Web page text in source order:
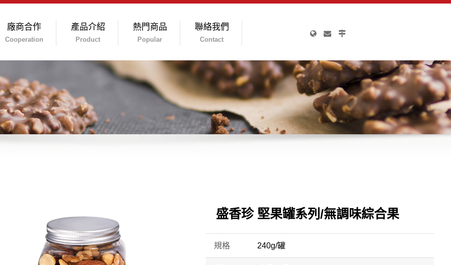
廠商合作
Cooperation
產品介紹
Product
熱門商品
Popular
聯絡我們
Contact
盛香珍 堅果罐系列/無調味綜合果
規格 240g/罐